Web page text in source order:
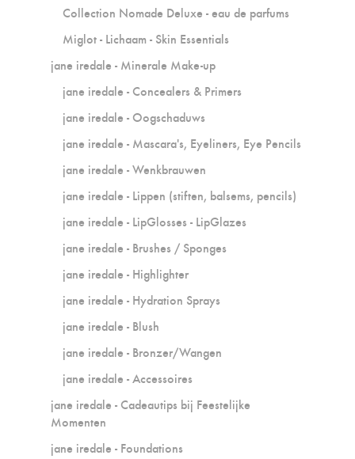
Collection Nomade Deluxe - eau de parfums
Miglot - Lichaam - Skin Essentials
jane iredale - Minerale Make-up
jane iredale - Concealers & Primers
jane iredale - Oogschaduws
jane iredale - Mascara's, Eyeliners, Eye Pencils
jane iredale - Wenkbrauwen
jane iredale - Lippen (stiften, balsems, pencils)
jane iredale - LipGlosses - LipGlazes
jane iredale - Brushes / Sponges
jane iredale - Highlighter
jane iredale - Hydration Sprays
jane iredale - Blush
jane iredale - Bronzer/Wangen
jane iredale - Accessoires
jane iredale - Cadeautips bij Feestelijke
Momenten
jane iredale - Foundations